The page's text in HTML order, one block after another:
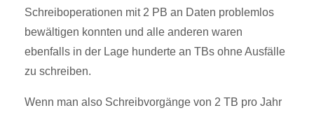
Schreiboperationen mit 2 PB an Daten problemlos
bewältigen konnten und alle anderen waren
ebenfalls in der Lage hunderte an TBs ohne Ausfälle
zu schreiben.
Wenn man also Schreibvorgänge von 2 TB pro Jahr